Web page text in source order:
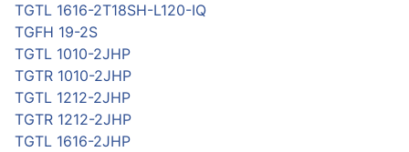
TGTL 1616-2T18SH-L120-IQ
TGFH 19-2S
TGTL 1010-2JHP
TGTR 1010-2JHP
TGTL 1212-2JHP
TGTR 1212-2JHP
TGTL 1616-2JHP